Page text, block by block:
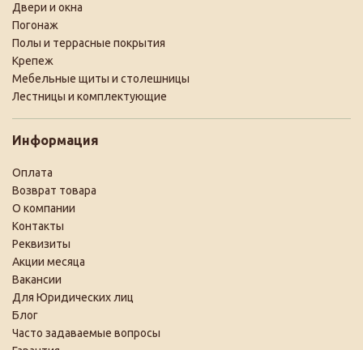
Двери и окна
Погонаж
Полы и террасные покрытия
Крепеж
Мебельные щиты и столешницы
Лестницы и комплектующие
Информация
Оплата
Возврат товара
О компании
Контакты
Реквизиты
Акции месяца
Вакансии
Для Юридических лиц
Блог
Часто задаваемые вопросы